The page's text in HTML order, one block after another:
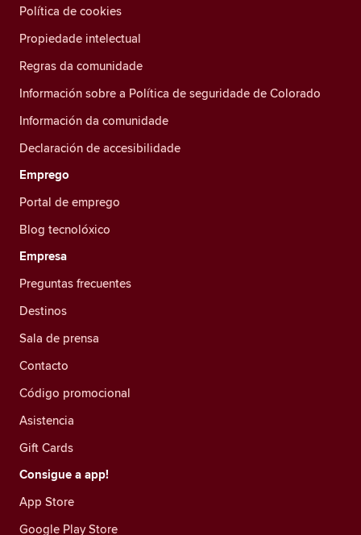
Política de cookies
Propiedade intelectual
Regras da comunidade
Información sobre a Política de seguridade de Colorado
Información da comunidade
Declaración de accesibilidade
Emprego
Portal de emprego
Blog tecnolóxico
Empresa
Preguntas frecuentes
Destinos
Sala de prensa
Contacto
Código promocional
Asistencia
Gift Cards
Consigue a app!
App Store
Google Play Store